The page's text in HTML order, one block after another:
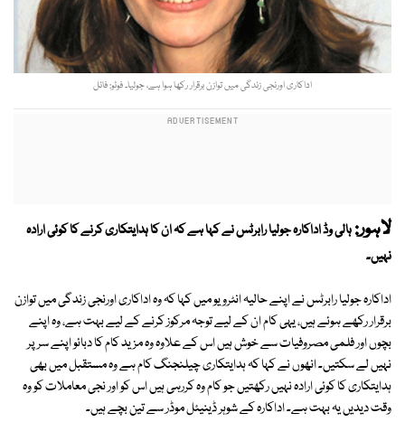
اداکاری اورنجی زندگی میں توازن برقرار رکھا ہوا ہے، جولیا۔ فوٹو: فائل
لاہور:ہالی وڈ اداکارہ جولیا رابرٹس نے کہا ہے کہ ان کا ہدایتکاری کرنے کا کوئی ارادہ
نہیں۔
اداکارہ جولیا رابرٹس نے اپنے حالیہ انٹرویو میں کہا کہ وہ اداکاری اورنجی زندگی میں توازن
برقرار رکھے ہوئے ہیں، یہی کام ان کے لیے توجہ مرکوز کرنے کے لیے بہت ہے، وہ اپنے
بچوں اور فلمی مصروفیات سے خوش ہیں اس کے علاوہ وہ مزید کام کا دبائو اپنے سر پر
نہیں لے سکتیں۔ انھوں نے کہا کہ ہدایتکاری چیلنجنگ کام ہے وہ مستقبل میں بھی
ہدایتکاری کا کوئی ارادہ نہیں رکھتیں جو کام وہ کررہی ہیں اس کو اور نجی معاملات کو وہ
وقت دیدیں یہ بہت ہے۔ اداکارہ کے شوہر ڈینیئل موڈر سے تین بچے ہیں۔